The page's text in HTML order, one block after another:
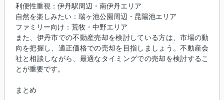
利便性重視：伊丹駅周辺・南伊丹エリア
自然を楽しみたい：瑞ヶ池公園周辺・昆陽池エリア
ファミリー向け：荒牧・中野エリア
また、伊丹市での不動産売却を検討している方は、市場の動
向を把握し、適正価格での売却を目指しましょう。不動産会
社と相談しながら、最適なタイミングでの売却を検討するこ
とが重要です。
まとめ